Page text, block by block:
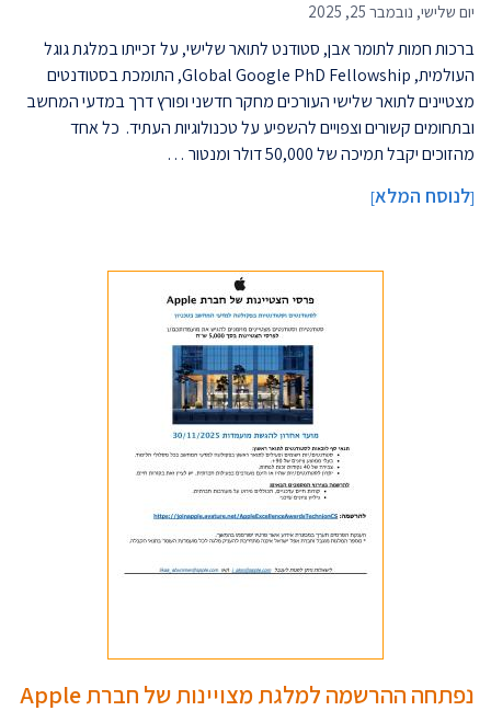
יום שלישי, נובמבר 25, 2025
ברכות חמות לתומר אבן, סטודנט לתואר שלישי, על זכייתו במלגת גוגל
העולמית, Global Google PhD Fellowship, התומכת בסטודנטים
מצטיינים לתואר שלישי העורכים מחקר חדשני ופורץ דרך במדעי המחשב
ובתחומים קשורים וצפויים להשפיע על טכנולוגיות העתיד. כל אחד
מהזוכים יקבל תמיכה של 50,000 דולר ומנטור …
[לנוסח המלא]
נפתחה ההרשמה למלגת מצויינות של חברת Apple